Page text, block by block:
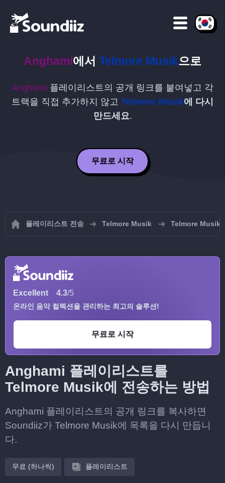
Anghami에서 Telmore Musik으로
Anghami 플레이리스트의 공개 링크를 붙여넣고 각
트랙을 직접 추가하지 않고 Telmore Musik에 다시
만드세요.
무료로 시작
플레이리스트 전송 Telmore Musik Telmore Musik
Excellent 4.3/5
온라인 음악 컬렉션을 관리하는 최고의 솔루션!
무료로 시작
Anghami 플레이리스트를
Telmore Musik에 전송하는 방법
Anghami 플레이리스트의 공개 링크를 복사하면
Soundiiz가 Telmore Musik에 목록을 다시 만듭니
다.
무료 (하나씩) 플레이리스트